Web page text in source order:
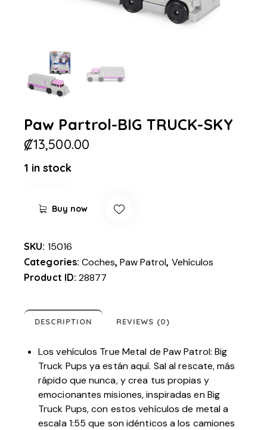
Paw Partrol-BIG TRUCK-SKY
₡13,500.00
1 in stock
Buy now
SKU: 15016
Categories:Coches,Paw Patrol, Vehículos
Product ID:28877
DESCRIPTION REVIEWS (0)
Los vehículos True Metal de Paw Patrol: Big
Truck Pups ya están aquí. Sal al rescate, más
rápido que nunca, y crea tus propias y
emocionantes misiones, inspiradas en Big
Truck Pups, con estos vehículos de metal a
escala 1:55 que son idénticos a los camiones